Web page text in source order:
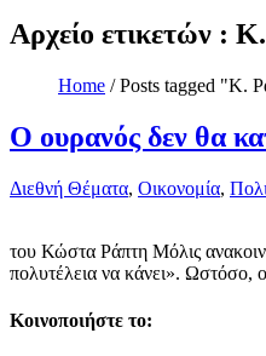
Αρχείο ετικετών :
Home / Posts tagged "Κ.
Ο ουρανός δεν θα
Διεθνή Θέματα, Οικονομία,
του Κώστα Ράπτη Μόλις
πολυτέλεια να κάνει». Ωστόσο,
Κοινοποιήστε το: